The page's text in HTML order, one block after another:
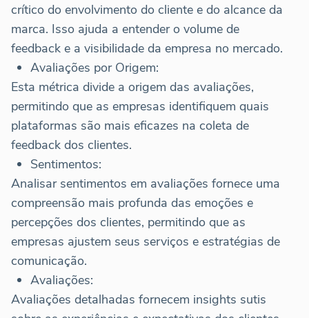
crítico do envolvimento do cliente e do alcance da
marca. Isso ajuda a entender o volume de
feedback e a visibilidade da empresa no mercado.
Avaliações por Origem:
Esta métrica divide a origem das avaliações,
permitindo que as empresas identifiquem quais
plataformas são mais eficazes na coleta de
feedback dos clientes.
Sentimentos:
Analisar sentimentos em avaliações fornece uma
compreensão mais profunda das emoções e
percepções dos clientes, permitindo que as
empresas ajustem seus serviços e estratégias de
comunicação.
Avaliações:
Avaliações detalhadas fornecem insights sutis